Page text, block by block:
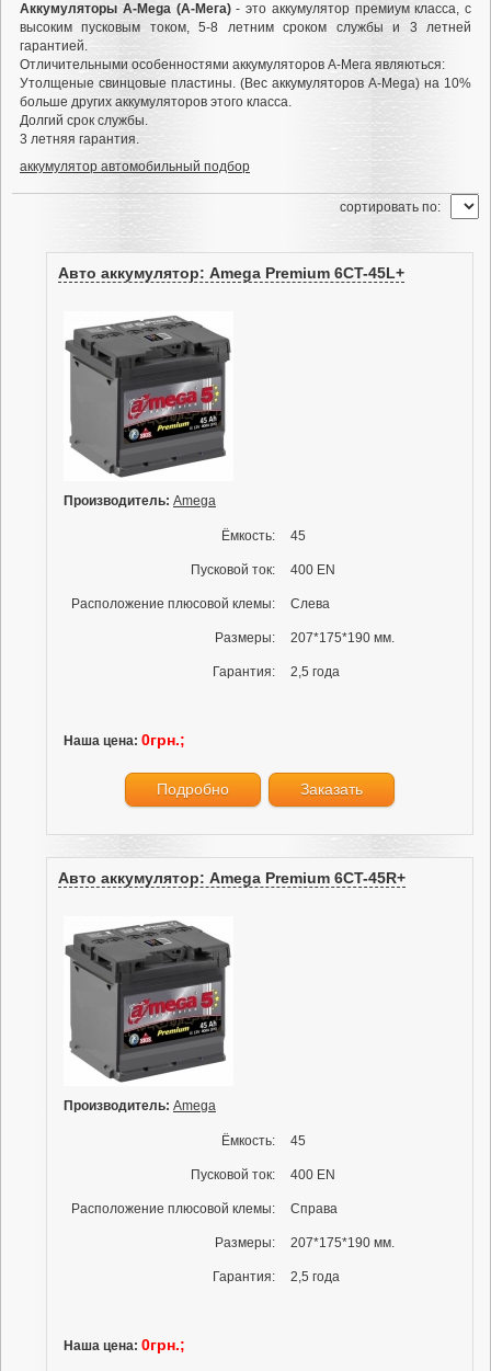
Аккумуляторы A-Mega (А-Мега)- это аккумулятор премиум класса, с
высоким пусковым током, 5-8 летним сроком службы и 3 летней
гарантией.
Отличительными особенностями аккумуляторов А-Мега являються:
Утолщеные свинцовые пластины. (Вес аккумуляторов A-Mega) на 10%
больше других аккумуляторов этого класса.
Долгий срок службы.
3 летняя гарантия.
аккумулятор автомобильный подбор
cортировать по:
Авто аккумулятор: Amega Premium 6CT-45L+
Производитель: Amega
Ёмкость: 45
Пусковой ток: 400 EN
Расположение плюсовой клемы: Слева
Размеры: 207*175*190 мм.
Гарантия: 2,5 года
Наша цена: 0грн.;
Подробно Заказать
Авто аккумулятор: Amega Premium 6CT-45R+
Производитель: Amega
Ёмкость: 45
Пусковой ток: 400 EN
Расположение плюсовой клемы: Справа
Размеры: 207*175*190 мм.
Гарантия: 2,5 года
Наша цена: 0грн.;